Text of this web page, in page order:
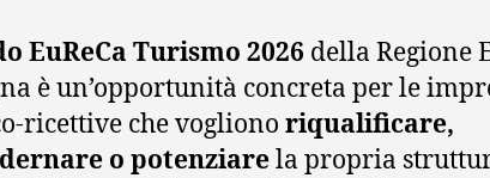
EuReCa Turismo 2026 della Regione
è un’opportunità concreta per le
ricettive che vogliono riqualificare,
o potenziarela propria